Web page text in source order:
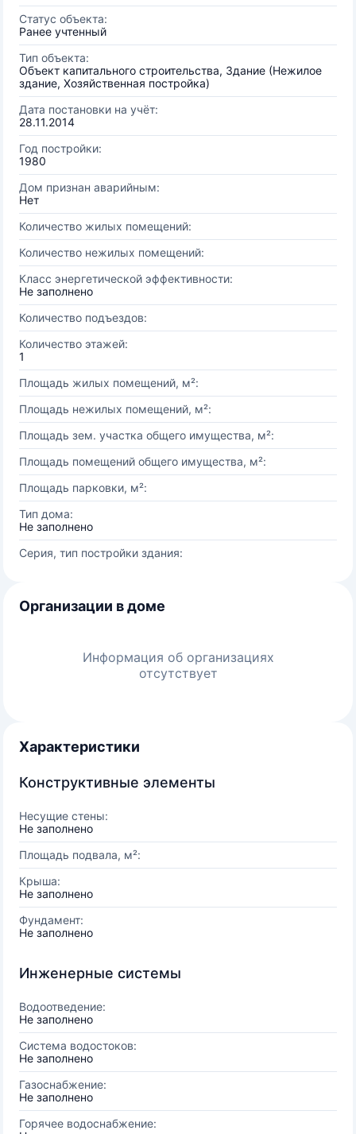
Статус объекта:
Ранее учтенный
Тип объекта:
Объект капитального строительства, Здание (Нежилое
здание, Хозяйственная постройка)
Дата постановки на учёт:
28.11.2014
Год постройки:
1980
Дом признан аварийным:
Нет
Количество жилых помещений:
Количество нежилых помещений:
Класс энергетической эффективности:
Не заполнено
Количество подъездов:
Количество этажей:
1
Площадь жилых помещений, м²:
Площадь нежилых помещений, м²:
Площадь зем. участка общего имущества, м²:
Площадь помещений общего имущества, м²:
Площадь парковки, м²:
Тип дома:
Не заполнено
Серия, тип постройки здания:
Организации в доме
Информация об организациях
отсутствует
Характеристики
Конструктивные элементы
Несущие стены:
Не заполнено
Площадь подвала, м²:
Крыша:
Не заполнено
Фундамент:
Не заполнено
Инженерные системы
Водоотведение:
Не заполнено
Система водостоков:
Не заполнено
Газоснабжение:
Не заполнено
Горячее водоснабжение: